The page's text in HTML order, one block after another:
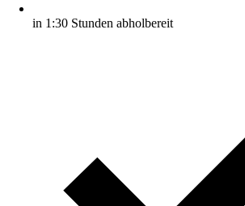
in 1:30 Stunden abholbereit